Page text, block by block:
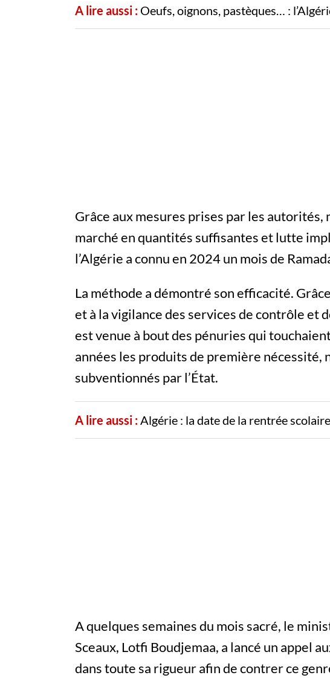
A lire aussi : Oeufs, oignons, pastèques… :
Grâce aux mesures prises par les
marché en quantités suffisantes et lutte
l’Algérie a connu en 2024 un mois de
La méthode a démontré son efficacité.
et à la vigilance des services de contrôle et
est venue à bout des pénuries qui
années les produits de première nécessité,
subventionnés par l’État.
A lire aussi :Algérie : la date de la rentrée
A quelques semaines du mois sacré, le
Sceaux, Lotfi Boudjemaa, a lancé un appel
dans toute sa rigueur afin de contrer ce